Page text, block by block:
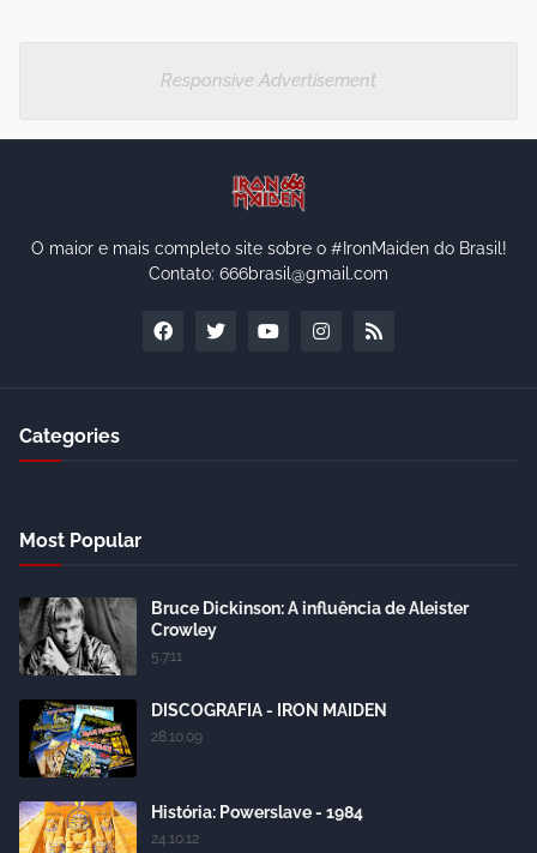
Responsive Advertisement
O maior e mais completo site sobre o #IronMaiden do Brasil!
Contato: 666brasil@gmail.com
Categories
Most Popular
Bruce Dickinson: A influência de Aleister
Crowley
5.7.11
DISCOGRAFIA - IRON MAIDEN
28.10.09
História: Powerslave - 1984
24.10.12